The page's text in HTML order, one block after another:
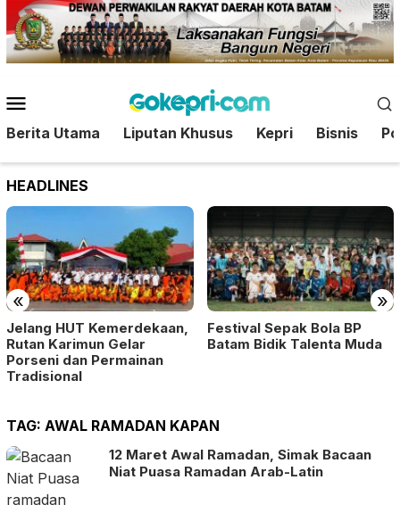
Loncat
ke
konten
Mobile
Berita Utama Liputan Khusus Kepri Bisnis
HEADLINES
« »
Jelang HUT Kemerdekaan,
Rutan Karimun Gelar
Porseni dan Permainan
Tradisional
Festival Sepak Bola BP
Batam Bidik Talenta Muda
TAG: AWAL RAMADAN KAPAN
12 Maret Awal Ramadan, Simak Bacaan
Niat Puasa Ramadan Arab-Latin